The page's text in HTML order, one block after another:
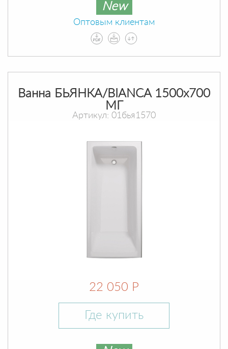
New
Оптовым клиентам
Ванна БЬЯНКА/BIANCA 1500х700
МГ
Артикул: 01бья1570
22 050 Р
Где купить